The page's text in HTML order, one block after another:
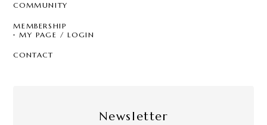
COMMUNITY
MEMBERSHIP
MY PAGE / LOGIN
CONTACT
Newsletter